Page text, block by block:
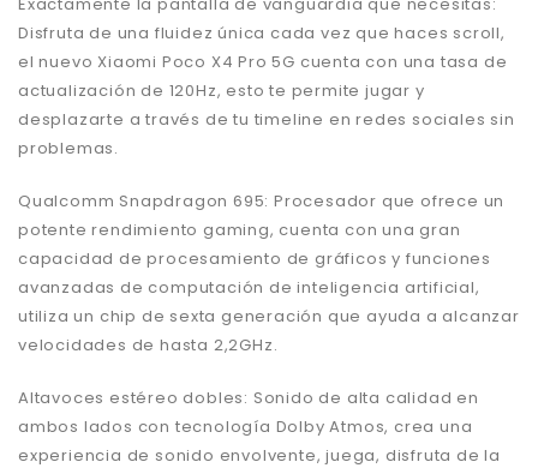
Disfruta de una fluidez única cada vez que haces scroll,
el nuevo Xiaomi Poco X4 Pro 5G cuenta con una tasa de
actualización de 120Hz, esto te permite jugar y
desplazarte a través de tu timeline en redes sociales sin
problemas.
Qualcomm Snapdragon 695: Procesador que ofrece un
potente rendimiento gaming, cuenta con una gran
capacidad de procesamiento de gráficos y funciones
avanzadas de computación de inteligencia artificial,
utiliza un chip de sexta generación que ayuda a alcanzar
velocidades de hasta 2,2GHz.
Altavoces estéreo dobles: Sonido de alta calidad en
ambos lados con tecnología Dolby Atmos, crea una
experiencia de sonido envolvente, juega, disfruta de la